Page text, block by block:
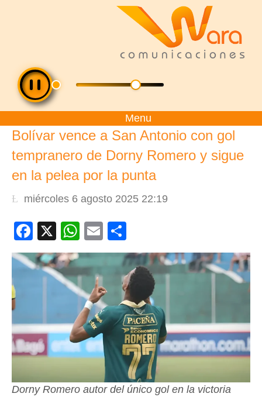
Menu
Bolívar vence a San Antonio con gol
tempranero de Dorny Romero y sigue
en la pelea por la punta
miércoles 6 agosto 2025 22:19
Facebook
X WhatsApp
Email
Dorny Romero autor del único gol en la victoria